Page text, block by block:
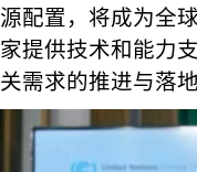
源配置，将成为全
家提供技术和能力
关需求的推进与落